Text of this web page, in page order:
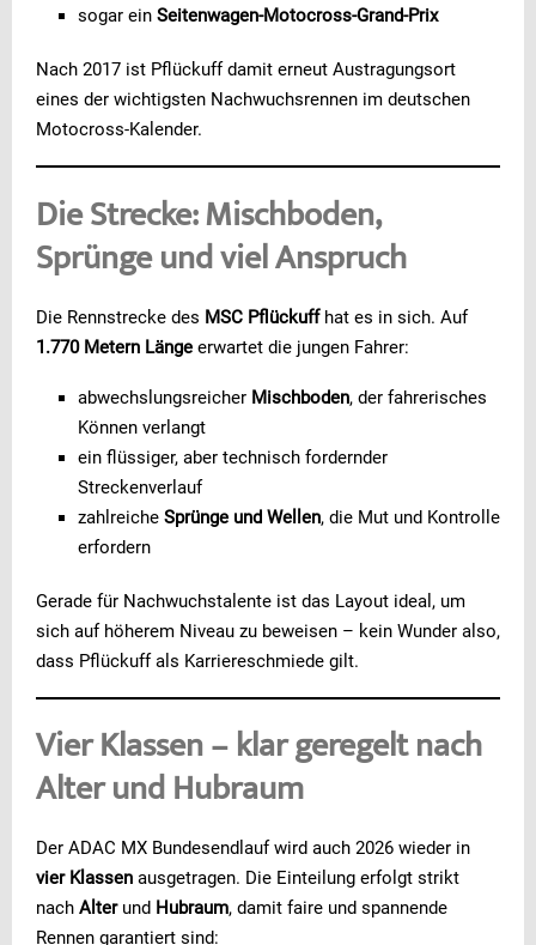
sogar ein Seitenwagen-Motocross-Grand-Prix
Nach 2017 ist Pflückuff damit erneut Austragungsort
eines der wichtigsten Nachwuchsrennen im deutschen
Motocross-Kalender.
Die Strecke: Mischboden,
Sprünge und viel Anspruch
Die Rennstrecke des MSC Pflückuffhat es in sich. Auf
1.770 Metern Länge erwartet die jungen Fahrer:
abwechslungsreicher Mischboden, der fahrerisches
Können verlangt
ein flüssiger, aber technisch fordernder
Streckenverlauf
zahlreiche Sprünge und Wellen, die Mut und Kontrolle
erfordern
Gerade für Nachwuchstalente ist das Layout ideal, um
sich auf höherem Niveau zu beweisen – kein Wunder also,
dass Pflückuff als Karriereschmiede gilt.
Vier Klassen – klar geregelt nach
Alter und Hubraum
Der ADAC MX Bundesendlauf wird auch 2026 wieder in
vier Klassen ausgetragen. Die Einteilung erfolgt strikt
nach Alterund Hubraum, damit faire und spannende
Rennen garantiert sind: